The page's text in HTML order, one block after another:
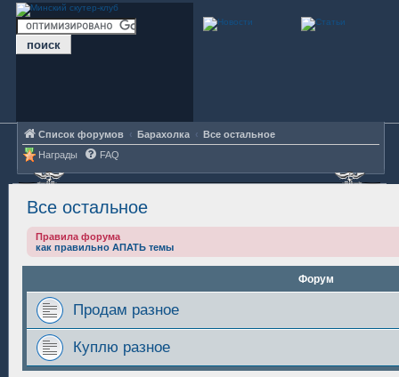
Список форумов Барахолка
Все остальное
Награды
FAQ
Все остальное
Правила форума
как правильно АПАТЬ темы
Форум
Продам разное
Куплю разное